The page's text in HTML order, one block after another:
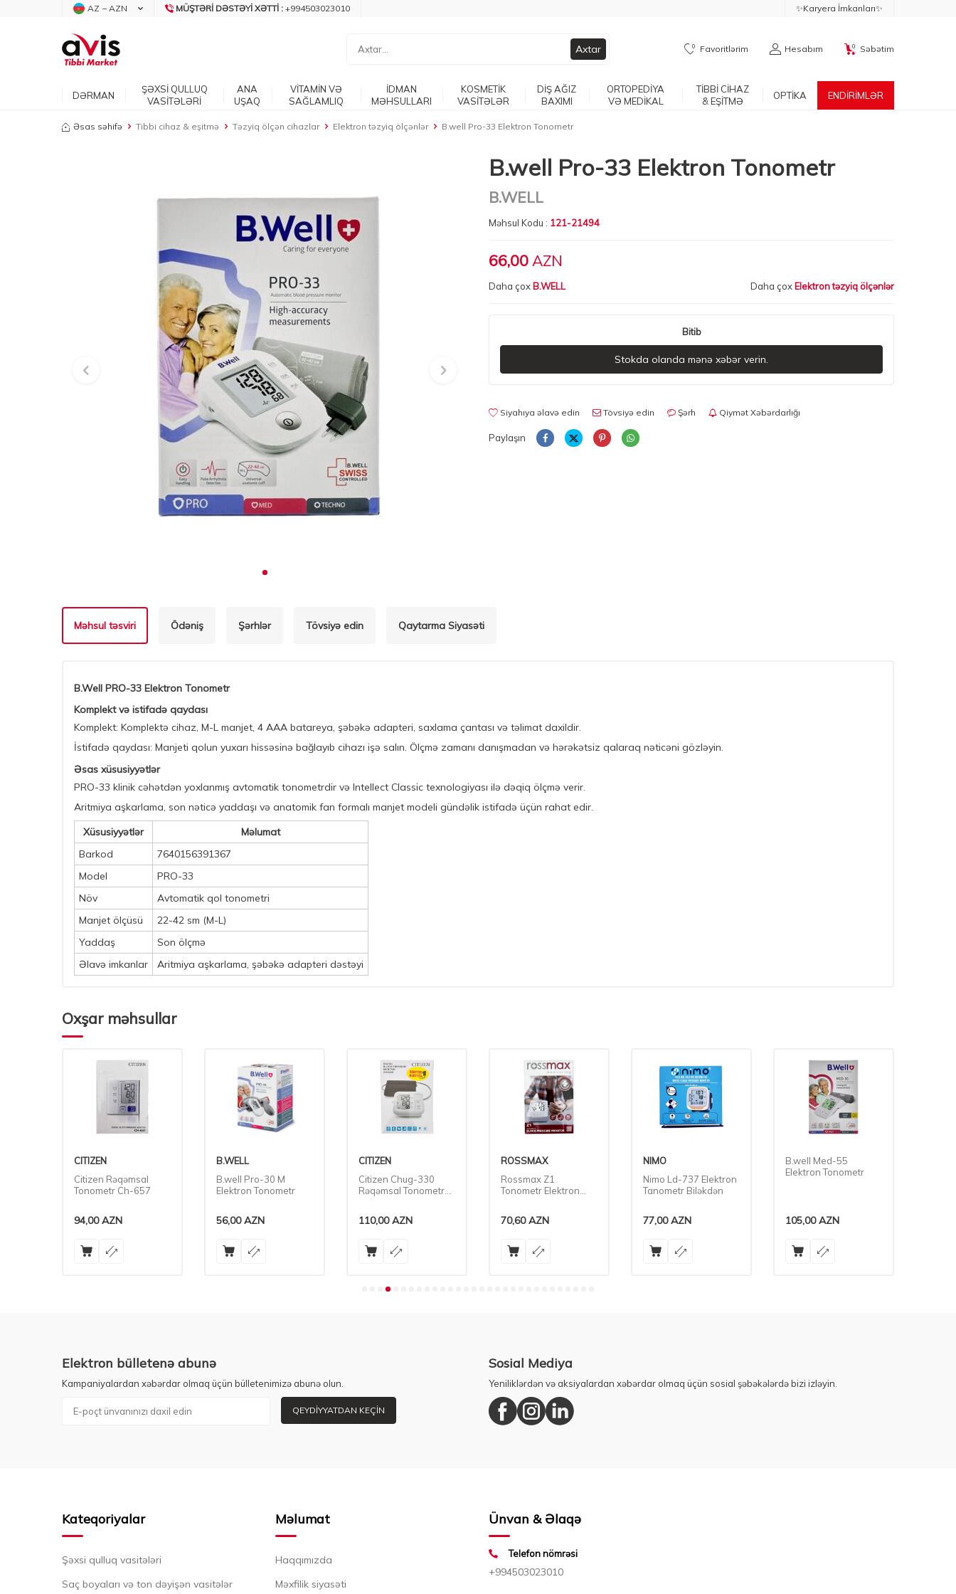
AZ − AZN MÜŞTƏRI DƏSTƏYI XƏTTI : +994503023010 ✨Karyera İmkanları✨
Axtar 0 Favoritlərim Hesabım 0 Səbətim
DƏRMAN
ŞƏXSİ QULLUQ
VASİTƏLƏRİ
ANA
UŞAQ
VİTAMİN VƏ
SAĞLAMLIQ
İDMAN
MƏHSULLARI
KOSMETİK
VASİTƏLƏR
DİŞ AĞIZ
BAXIMI
ORTOPEDİYA
VƏ MEDİKAL
TİBBİ CİHAZ
& EŞİTMƏ
OPTİKA ENDİRİMLƏR
Əsas səhifə Tibbi cihaz & eşitmə Təzyiq ölçən cihazlar Elektron təzyiq ölçənlər B.well Pro-33 Elektron Tonometr
B.well Pro-33 Elektron Tonometr
B.WELL
Məhsul Kodu : 121-21494
66,00 AZN
Daha çox B.WELL Daha çox Elektron təzyiq ölçənlər
Bitib
Stokda olanda mənə xəbər verin.
Siyahıya əlavə edin Tövsiyə edin Şərh Qiymət Xəbərdarlığı
Paylaşın
Məhsul təsviri Ödəniş Şərhlər Tövsiyə edin Qaytarma Siyasəti
B.Well PRO-33 Elektron Tonometr
Komplekt və istifadə qaydası
Komplekt: Komplektə cihaz, M-L manjet, 4 AAA batareya, şəbəkə adapteri, saxlama çantası və təlimat daxildir.
İstifadə qaydası: Manjeti qolun yuxarı hissəsinə bağlayıb cihazı işə salın. Ölçmə zamanı danışmadan və hərəkətsiz qalaraq nəticəni gözləyin.
Əsas xüsusiyyətlər
PRO-33 klinik cəhətdən yoxlanmış avtomatik tonometrdir və Intellect Classic texnologiyası ilə dəqiq ölçmə verir.
Aritmiya aşkarlama, son nəticə yaddaşı və anatomik fan formalı manjet modeli gündəlik istifadə üçün rahat edir.
Xüsusiyyətlər
Məlumat
Barkod
7640156391367
Model
PRO-33
Növ
Avtomatik qol tonometri
Manjet ölçüsü
22-42 sm (M-L)
Yaddaş
Son ölçmə
Əlavə imkanlar
Aritmiya aşkarlama, şəbəkə adapteri dəstəyi
Oxşar məhsullar
B.WELL
B.well Pro-30 M
Elektron Tonometr
56,00AZN
CITIZEN
Citizen Chug-330
Rəqəmsal Tonometr
110,00AZN
ROSSMAX
Rossmax Z1
Tonometr Elektron
70,60AZN
NIMO
Nimo Ld-737 Elektron
Tanometr Biləkdən
77,00AZN
B.well Med-55
105,00AZN
Contec 08E Elektron
Tonometr
49,00AZN
Elektron bülletenə abunə
Kampaniyalardan xəbərdar olmaq üçün bülletenimizə abunə olun.
QEYDIYYATDAN KEÇIN
Sosial Mediya
Yeniliklərdən və aksiyalardan xəbərdar olmaq üçün sosial şəbəkələrdə bizi izləyin.
Kateqoriyalar
Şəxsi qulluq vasitələri
Saç boyaları və ton dəyişən vasitələr
Məlumat
Haqqımızda
Məxfilik siyasəti
Ünvan & Əlaqə
Telefon nömrəsi
+994503023010